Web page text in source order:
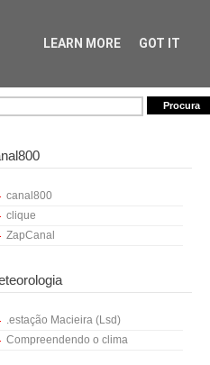
canal800
clique
ZapCanal
.estação Macieira (Lsd)
Compreendendo o clima
LEARN MORE GOT IT